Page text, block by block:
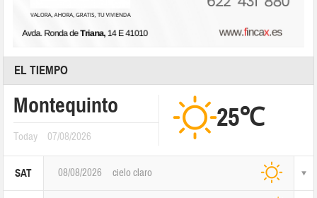
EL TIEMPO
Montequinto
Today 07/08/2026
25℃
SAT 08/08/2026 cielo claro